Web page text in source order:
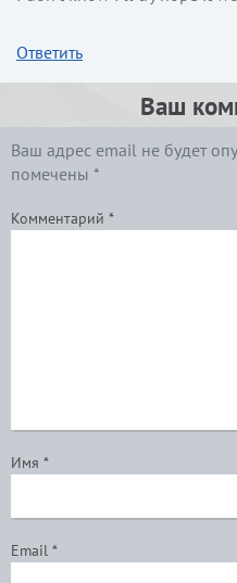
Ответить
Ваш
Ваш адрес email не будет
помечены *
Комментарий *
Имя *
Email *